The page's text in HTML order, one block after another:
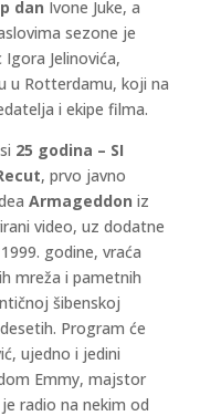
dan Ivone Juke, a
sezone je
Jelinovića,
u Rotterdamu, koji na
i ekipe filma.
25 godina – SI
, prvo javno
Armageddon iz
video, uz dodatne
godine, vraća
mreža i pametnih
šibenskoj
Program će
ujedno i jedini
Emmy, majstor
radio na nekim od